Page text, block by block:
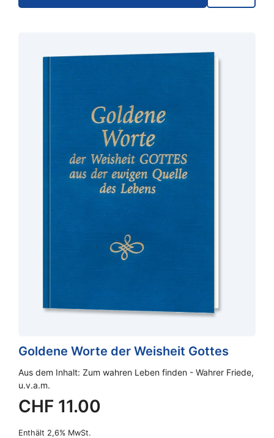
Goldene Worte der Weisheit Gottes
Aus dem Inhalt: Zum wahren Leben finden - Wahrer Friede,
u.v.a.m.
CHF 11.00
Enthält 2,6% MwSt.